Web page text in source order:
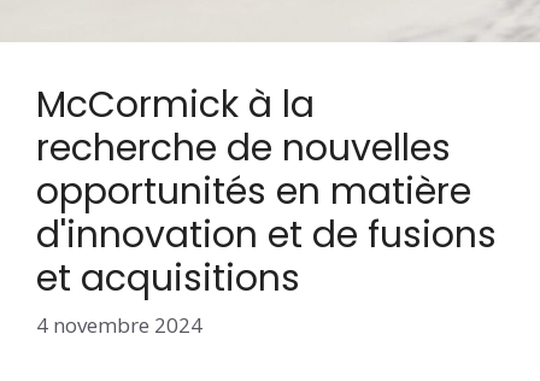
McCormick à la
recherche de nouvelles
opportunités en matière
d'innovation et de fusions
et acquisitions
4 novembre 2024